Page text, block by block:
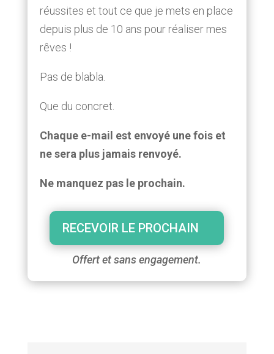
réussites et tout ce que je mets en place
depuis plus de 10 ans pour réaliser mes
rêves !
Pas de blabla.
Que du concret.
Chaque e-mail est envoyé une fois et
ne sera plus jamais renvoyé.
Ne manquez pas le prochain.
RECEVOIR LE PROCHAIN
Offert et sans engagement.